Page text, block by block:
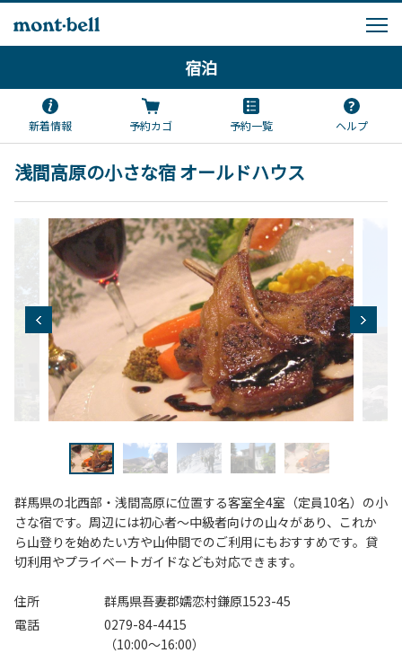
宿泊
新着情報 予約カゴ 予約一覧 ヘルプ
浅間高原の小さな宿 オールドハウス
群馬県の北西部・浅間高原に位置する客室全4室（定員10名）の小
さな宿です。周辺には初心者～中級者向けの山々があり、これか
ら山登りを始めたい方や山仲間でのご利用にもおすすめです。貸
切利用やプライベートガイドなども対応できます。
住所
群馬県吾妻郡嬬恋村鎌原1523-45
電話
0279-84-4415
（10:00～16:00）